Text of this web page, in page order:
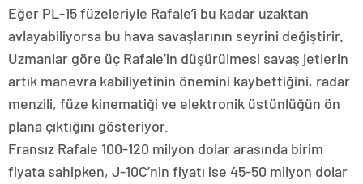
Eğer PL-15 füzeleriyle Rafale’i bu kadar uzaktan
avlayabiliyorsa bu hava savaşlarının seyrini değiştirir.
Uzmanlar göre üç Rafale’in düşürülmesi savaş jetlerin
artık manevra kabiliyetinin önemini kaybettiğini, radar
menzili, füze kinematiği ve elektronik üstünlüğün ön
plana çıktığını gösteriyor.
Fransız Rafale 100-120 milyon dolar arasında birim
fiyata sahipken, J-10C’nin fiyatı ise 45-50 milyon dolar